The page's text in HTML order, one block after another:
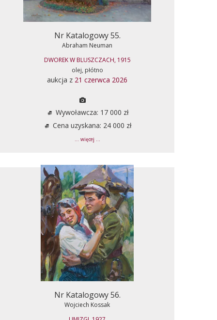
Nr Katalogowy 55.
Abraham Neuman
DWOREK W BLUSZCZACH, 1915
olej, płótno
aukcja z 21 czerwca 2026
Wywoławcza: 17 000 zł
Cena uzyskana: 24 000 zł
... więcej ...
Nr Katalogowy 56.
Wojciech Kossak